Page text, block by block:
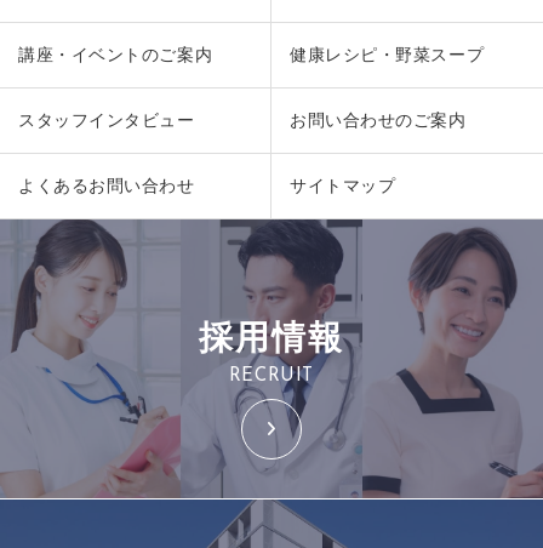
講座・イベントのご案内 健康レシピ・野菜スープ
スタッフインタビュー お問い合わせのご案内
よくあるお問い合わせ サイトマップ
採用情報
RECRUIT